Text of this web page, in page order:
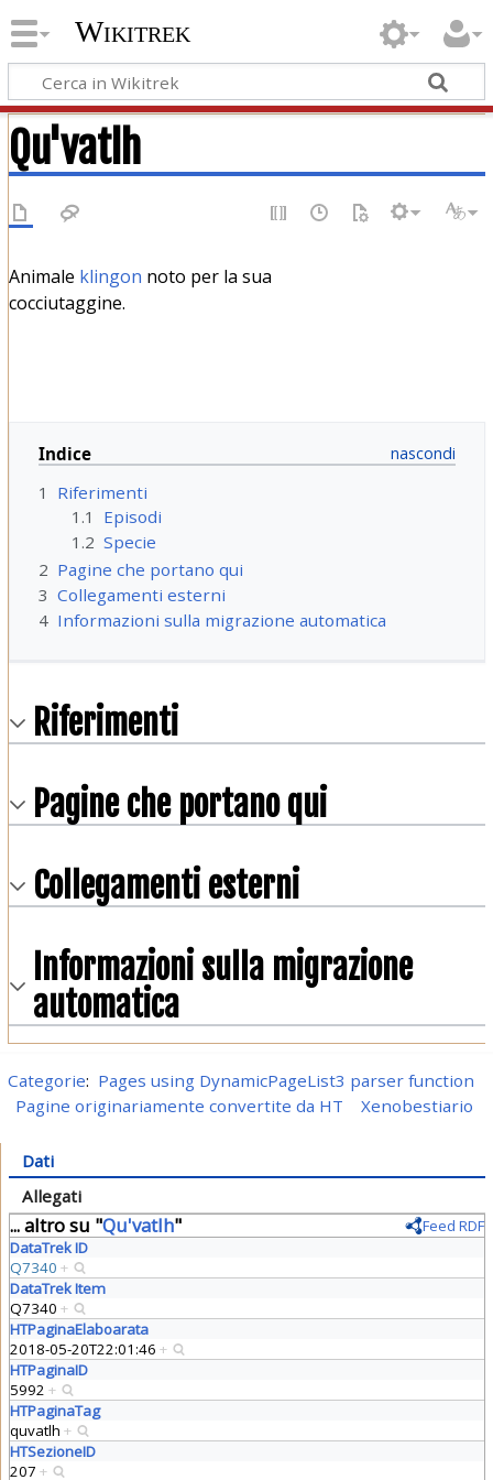
Wikitrek
Qu'vatlh
Animale klingon noto per la sua
cocciutaggine.
Indice
1
Riferimenti
1.1
Episodi
1.2 Specie
2 Pagine che portano qui
3 Collegamenti esterni
4 Informazioni sulla migrazione automatica
Riferimenti
Pagine che portano qui
Collegamenti esterni
Informazioni sulla migrazione
automatica
Categorie: Pages using DynamicPageList3 parser function
Pagine originariamente convertite da HT
Xenobestiario
Dati
Allegati
... altro su "Qu'vatlh"
Feed RDF
DataTrek ID
Q7340 +
DataTrek Item
Q7340 +
HTPaginaElaboarata
2018-05-20T22:01:46 +
HTPaginaID
5992 +
HTPaginaTag
quvatlh +
HTSezioneID
207 +